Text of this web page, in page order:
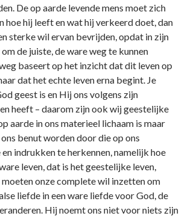
De op aarde levende mens moet zich
hoe hij leeft en wat hij verkeerd doet, dan
sterke wil ervan bevrijden, opdat in zijn
de juiste, de ware weg te kunnen
baseert op het inzicht dat dit leven op
dat het echte leven erna begint. Je
geest is en Hij ons volgens zijn
heeft – daarom zijn ook wij geestelijke
aarde in ons materieel lichaam is maar
benut worden door die op ons
indrukken te herkennen, namelijk hoe
leven, dat is het geestelijke leven,
onze complete wil inzetten om
liefde in een ware liefde voor God, de
Hij noemt ons niet voor niets zijn